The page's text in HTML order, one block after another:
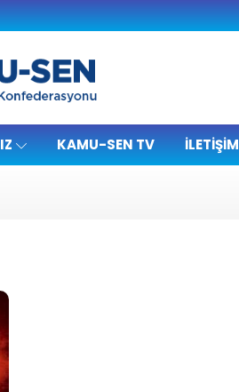
KAMU-SEN TV İLETIŞIM